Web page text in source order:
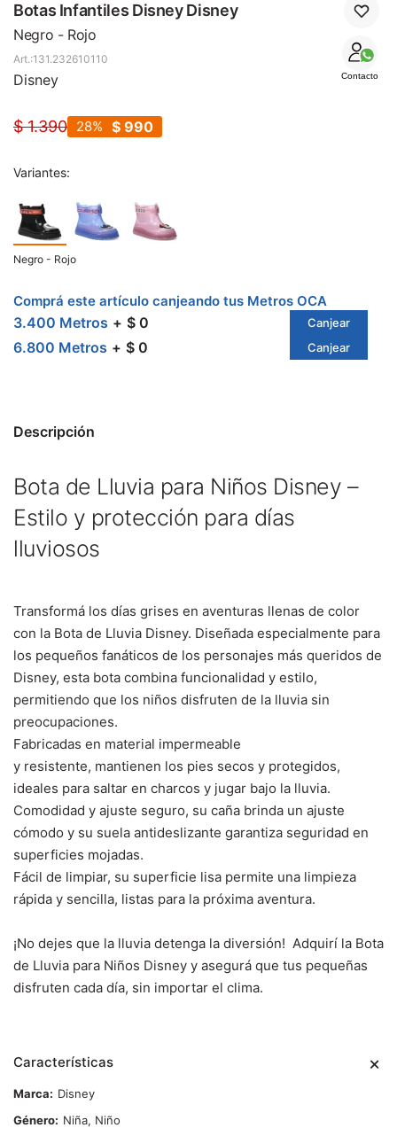
Botas Infantiles Disney Disney
Negro - Rojo
Contacto
131.232610110
Disney
$ 1.390 $ 990
28
Variantes:
Negro - Rojo
Comprá este artículo canjeando tus Metros OCA
3.400 Metros $ 0 Canjear
6.800 Metros $ 0 Canjear
Descripción
Bota de Lluvia para Niños Disney –
Estilo y protección para días
lluviosos
Transformá los días grises en aventuras llenas de color
con la Bota de Lluvia Disney. Diseñada especialmente para
los pequeños fanáticos de los personajes más queridos de
Disney, esta bota combina funcionalidad y estilo,
permitiendo que los niños disfruten de la lluvia sin
preocupaciones.
Fabricadas en material impermeable
y resistente, mantienen los pies secos y protegidos,
ideales para saltar en charcos y jugar bajo la lluvia.
Comodidad y ajuste seguro, su caña brinda un ajuste
cómodo y su suela antideslizante garantiza seguridad en
superficies mojadas.
Fácil de limpiar, su superficie lisa permite una limpieza
rápida y sencilla, listas para la próxima aventura.
¡No dejes que la lluvia detenga la diversión! Adquirí la Bota
de Lluvia para Niños Disney y asegurá que tus pequeñas
disfruten cada día, sin importar el clima.
Características
Marca
Disney
Género
Niña, Niño